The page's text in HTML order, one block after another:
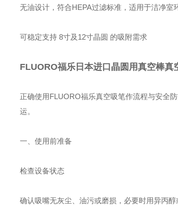
无油设计，符合HEPA过滤标准，适用于洁净室
可稳定支持 ‌8寸及12寸晶圆‌ 的吸附需求
FLUORO福乐日本进口晶圆用真空棒真
正确使用FLUORO福乐真空吸笔作流程与安全
运。
一、使用前准备
‌检查设备状态‌
确认吸嘴无灰尘、油污或磨损，必要时用‌异丙醇